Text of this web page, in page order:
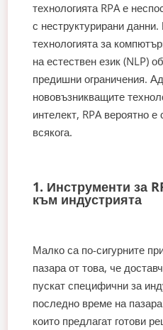
технологията RPA е
с неструктурирани
технологията за
на естествен език (NLP)
предишни ограничения.
нововъзникващите
интелект, RPA вероятно
всякога.
1. Инструменти за
към индустрията
Малко са по-сигурните
пазара от това, че
пускат специфични за
последно време на
които предлагат готови